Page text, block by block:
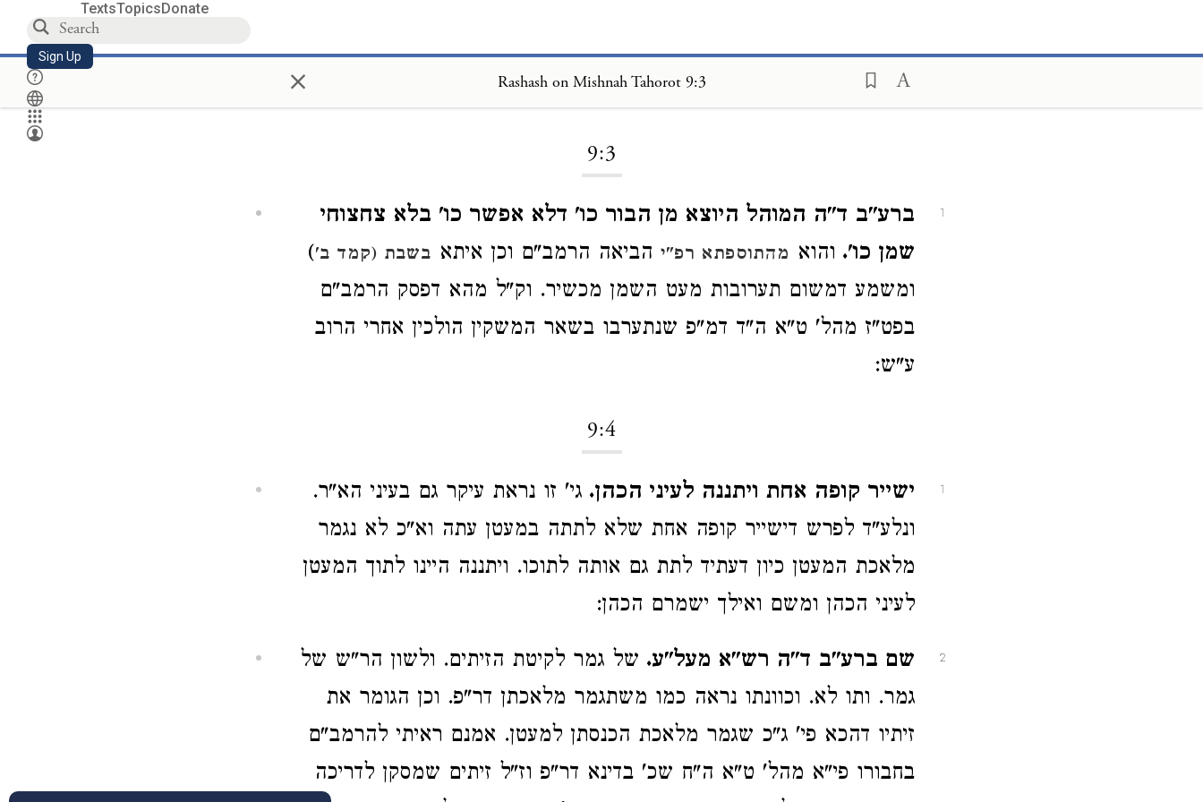
TextsTopicsDonate
Sign Up × Rashash on Mishnah Tahorot 9:3
9:3
1
ברע"ב ד"ה המוהל היוצא מן הבור כו' דלא אפשר כו' בלא צחצוחי
שמן כו'. והוא מהתוספתא רפ"י הביאה הרמב"ם וכן איתא בשבת (קמד ב')
ומשמע דמשום תערובות מעט השמן מכשיר. וק"ל מהא דפסק הרמב"ם
בפט"ז מהל' ט"א ה"ד דמ"פ שנתערבו בשאר המשקין הולכין אחרי הרוב
ע"ש:
9:4
1 ישייר קופה אחת ויתננה לעיני הכהן. גי' זו נראת עיקר גם בעיני הא"ר.
ונלע"ד לפרש דישייר קופה אחת שלא לתתה במעטן עתה וא"כ לא נגמר
מלאכת המעטן כיון דעתיד לתת גם אותה לתוכו. ויתננה היינו לתוך המעטן
לעיני הכהן ומשם ואילך ישמרם הכהן:
2 שם ברע"ב ד"ה רש"א מעל"ע. של גמר לקיטת הזיתים. ולשון הר"ש של
גמר. ותו לא. וכוונתו נראה כמו משתגמר מלאכתן דר"פ. וכן הגומר את
זיתיו דהכא פי' ג"כ שגמר מלאכת הכנסתן למעטן. אמנם ראיתי להרמב"ם
בחבורו פי"א מהל' ט"א ה"ח שכ' בדינא דר"פ וז"ל זיתים שמסקן לדריכה